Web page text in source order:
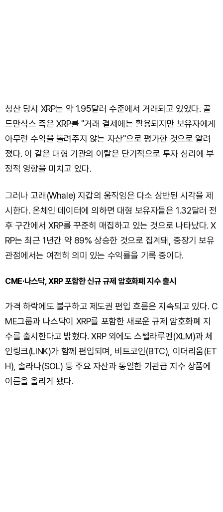
청산 당시 XRP는 약 1.95달러 수준에서 거래되고 있었다. 골
드만삭스 측은 XRP를 "거래 결제에는 활용되지만 보유자에게
아무런 수익을 돌려주지 않는 자산"으로 평가한 것으로 알려
졌다. 이 같은 대형 기관의 이탈은 단기적으로 투자 심리에 부
정적 영향을 미치고 있다.
그러나 고래(Whale) 지갑의 움직임은 다소 상반된 시각을 제
시한다. 온체인 데이터에 의하면 대형 보유자들은 1.32달러 전
후 구간에서 XRP를 꾸준히 매집하고 있는 것으로 나타났다. X
RP는 최근 1년간 약 89% 상승한 것으로 집계돼, 중장기 보유
관점에서는 여전히 의미 있는 수익률을 기록 중이다.
CME·나스닥, XRP 포함한 신규 규제 암호화폐 지수 출시
가격 하락에도 불구하고 제도권 편입 흐름은 지속되고 있다. C
ME그룹과 나스닥이 XRP를 포함한 새로운 규제 암호화폐 지
수를 출시한다고 밝혔다. XRP 외에도 스텔라루멘(XLM)과 체
인링크(LINK)가 함께 편입되며, 비트코인(BTC), 이더리움(ET
H), 솔라나(SOL) 등 주요 자산과 동일한 기관급 지수 상품에
이름을 올리게 됐다.